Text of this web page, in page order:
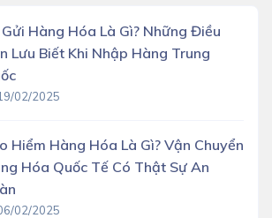
Gửi Hàng Hóa Là Gì? Những Điều
Lưu Biết Khi Nhập Hàng Trung
02/2025
Hiểm Hàng Hóa Là Gì? Vận Chuyển
Hóa Quốc Tế Có Thật Sự An
02/2025